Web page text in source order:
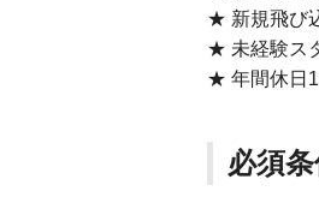
★ 新規飛び
★ 未経験ス
★ 年間休日
必須